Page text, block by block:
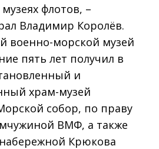
флотов, –
Владимир Королёв.
военно-морской музей
пять лет получил в
и
храм-музей
собор, по праву
ВМФ, а также
Крюкова